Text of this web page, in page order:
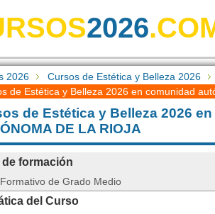
2026
2026
Cursos de Estética y Belleza 2026
de Estética y Belleza 2026 en comunidad
de Estética y Belleza 2026 en
DE LA RIOJA
formación
de Grado Medio
del Curso